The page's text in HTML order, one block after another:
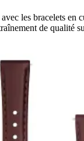
les bracelets
de qualité